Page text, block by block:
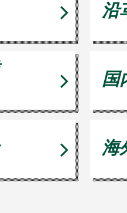
沿
国
海